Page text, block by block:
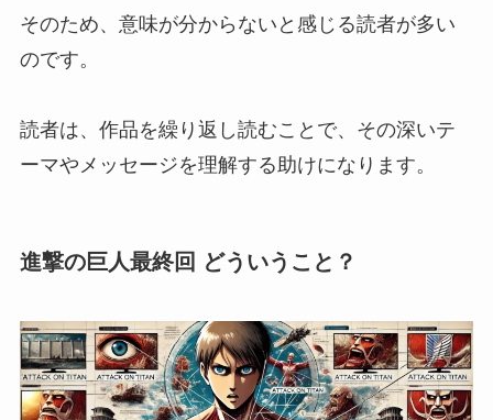
そのため、意味が分からないと感じる読者が多い
のです。
読者は、作品を繰り返し読むことで、その深いテ
ーマやメッセージを理解する助けになります。
進撃の巨人最終回 どういうこと？